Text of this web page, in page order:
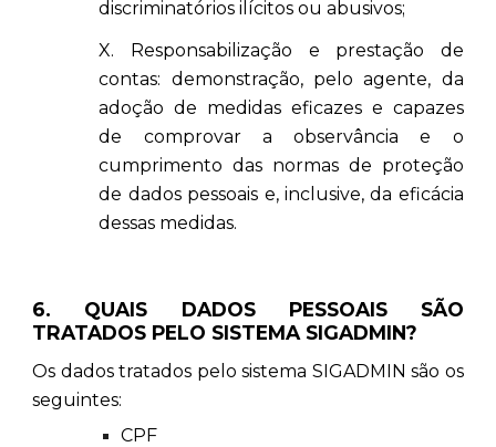
discriminatórios ilícitos ou abusivos;
X. Responsabilização e prestação de
contas: demonstração, pelo agente, da
adoção de medidas eficazes e capazes
de comprovar a observância e o
cumprimento das normas de proteção
de dados pessoais e, inclusive, da eficácia
dessas medidas.
6. QUAIS DADOS PESSOAIS SÃO
TRATADOS PELO SISTEMA SIGADMIN?
Os dados tratados pelo sistema SIGADMIN são os
seguintes:
CPF